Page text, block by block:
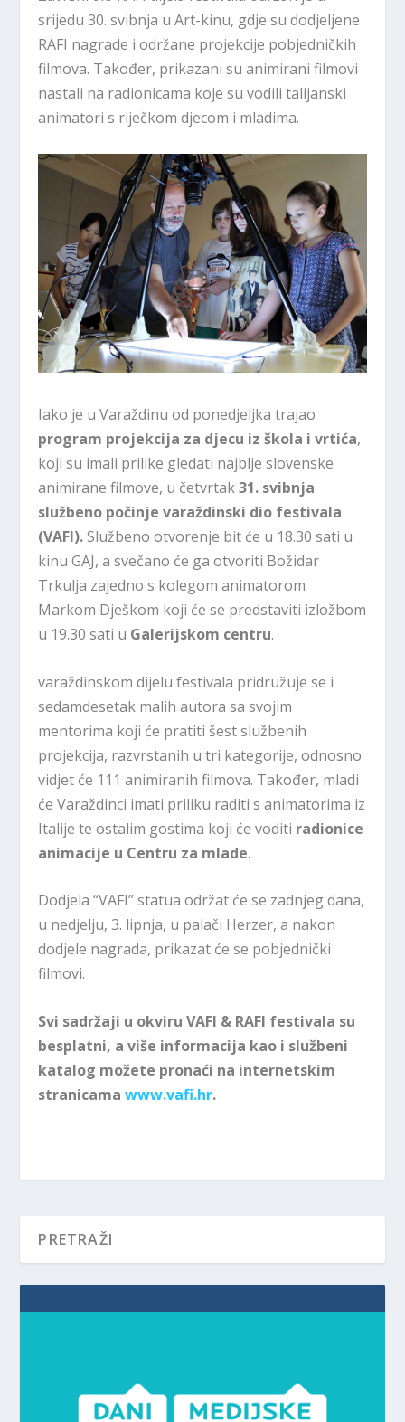
srijedu 30. svibnja u Art-kinu, gdje su dodjeljene
RAFI nagrade i održane projekcije pobjedničkih
filmova. Također, prikazani su animirani filmovi
nastali na radionicama koje su vodili talijanski
animatori s riječkom djecom i mladima.
Iako je u Varaždinu od ponedjeljka trajao
program projekcija za djecu iz škola i vrtića,
koji su imali prilike gledati najblje slovenske
animirane filmove, u četvrtak31. svibnja
službeno počinje varaždinski dio festivala
(VAFI).Službeno otvorenje bit će u 18.30 sati u
kinu GAJ, a svečano će ga otvoriti Božidar
Trkulja zajedno s kolegom animatorom
Markom Dješkom koji će se predstaviti izložbom
u 19.30 sati u Galerijskom centru.
varaždinskom dijelu festivala pridružuje se i
sedamdesetak malih autora sa svojim
mentorima koji će pratiti šest službenih
projekcija, razvrstanih u tri kategorije, odnosno
vidjet će 111 animiranih filmova. Također, mladi
će Varaždinci imati priliku raditi s animatorima iz
Italije te ostalim gostima koji će voditi radionice
animacije u Centru za mlade.
Dodjela “VAFI” statua održat će se zadnjeg dana,
u nedjelju, 3. lipnja, u palači Herzer, a nakon
dodjele nagrada, prikazat će se pobjednički
filmovi.
Svi sadržaji u okviru VAFI & RAFI festivala su
besplatni, a više informacija kao i službeni
katalog možete pronaći na internetskim
stranicamawww.vafi.hr.